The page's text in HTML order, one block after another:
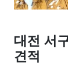
대전 서
견적